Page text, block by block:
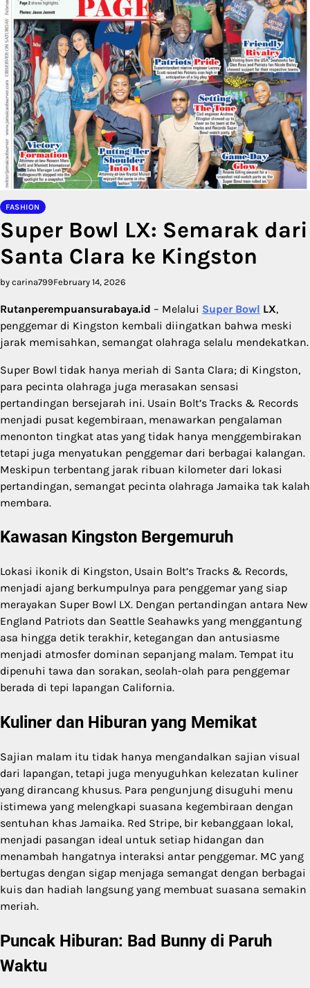
FASHION
Super Bowl LX: Semarak dari
Santa Clara ke Kingston
by carina799February 14, 2026
Rutanperempuansurabaya.id – Melalui Super Bowl LX,
penggemar di Kingston kembali diingatkan bahwa meski
jarak memisahkan, semangat olahraga selalu mendekatkan.
Super Bowl tidak hanya meriah di Santa Clara; di Kingston,
para pecinta olahraga juga merasakan sensasi
pertandingan bersejarah ini. Usain Bolt’s Tracks & Records
menjadi pusat kegembiraan, menawarkan pengalaman
menonton tingkat atas yang tidak hanya menggembirakan
tetapi juga menyatukan penggemar dari berbagai kalangan.
Meskipun terbentang jarak ribuan kilometer dari lokasi
pertandingan, semangat pecinta olahraga Jamaika tak kalah
membara.
Kawasan Kingston Bergemuruh
Lokasi ikonik di Kingston, Usain Bolt’s Tracks & Records,
menjadi ajang berkumpulnya para penggemar yang siap
merayakan Super Bowl LX. Dengan pertandingan antara New
England Patriots dan Seattle Seahawks yang menggantung
asa hingga detik terakhir, ketegangan dan antusiasme
menjadi atmosfer dominan sepanjang malam. Tempat itu
dipenuhi tawa dan sorakan, seolah-olah para penggemar
berada di tepi lapangan California.
Kuliner dan Hiburan yang Memikat
Sajian malam itu tidak hanya mengandalkan sajian visual
dari lapangan, tetapi juga menyuguhkan kelezatan kuliner
yang dirancang khusus. Para pengunjung disuguhi menu
istimewa yang melengkapi suasana kegembiraan dengan
sentuhan khas Jamaika. Red Stripe, bir kebanggaan lokal,
menjadi pasangan ideal untuk setiap hidangan dan
menambah hangatnya interaksi antar penggemar. MC yang
bertugas dengan sigap menjaga semangat dengan berbagai
kuis dan hadiah langsung yang membuat suasana semakin
meriah.
Puncak Hiburan: Bad Bunny di Paruh
Waktu